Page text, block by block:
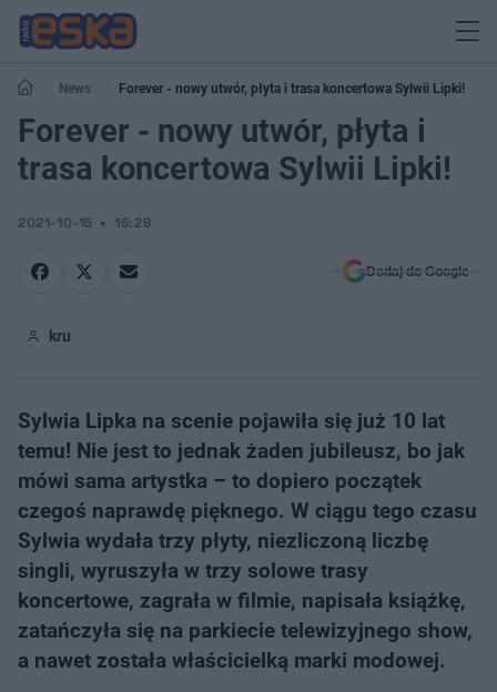
News Forever - nowy utwór, płyta i trasa koncertowa Sylwii Lipki!
Forever - nowy utwór, płyta i
trasa koncertowa Sylwii Lipki!
2021-10-15 16:28
Dodaj do Google
kru
Sylwia Lipka na scenie pojawiła się już 10 lat
temu! Nie jest to jednak żaden jubileusz, bo jak
mówi sama artystka – to dopiero początek
czegoś naprawdę pięknego. W ciągu tego czasu
Sylwia wydała trzy płyty, niezliczoną liczbę
singli, wyruszyła w trzy solowe trasy
koncertowe, zagrała w filmie, napisała książkę,
zatańczyła się na parkiecie telewizyjnego show,
a nawet została właścicielką marki modowej.